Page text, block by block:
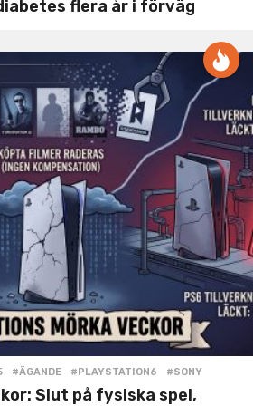
flera år i förväg
#ÄGANDE ,#PLAYSTATION6 ,#SONY
Slut på fysiska spel,